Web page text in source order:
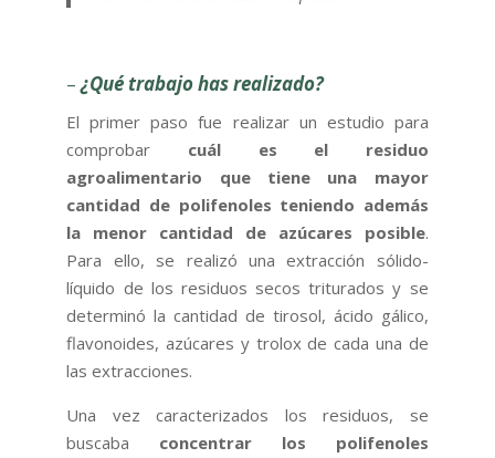
–¿Qué trabajo has realizado?
El primer paso fue realizar un estudio para
comprobar cuál es el residuo
agroalimentario que tiene una mayor
cantidad de polifenoles teniendo además
la menor cantidad de azúcares posible.
Para ello, se realizó una extracción sólido-
líquido de los residuos secos triturados y se
determinó la cantidad de tirosol, ácido gálico,
flavonoides, azúcares y trolox de cada una de
las extracciones.
Una vez caracterizados los residuos, se
buscaba concentrar los polifenoles